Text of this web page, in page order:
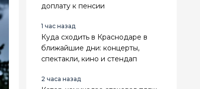
доплату к пенсии
1 час назад
Куда сходить в Краснодаре в
ближайшие дни: концерты,
спектакли, кино и стендап
2 часа назад